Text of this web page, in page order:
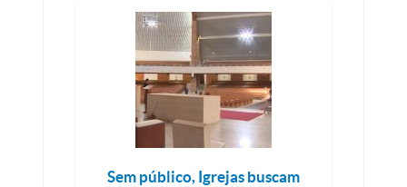
Sem público, Igrejas buscam